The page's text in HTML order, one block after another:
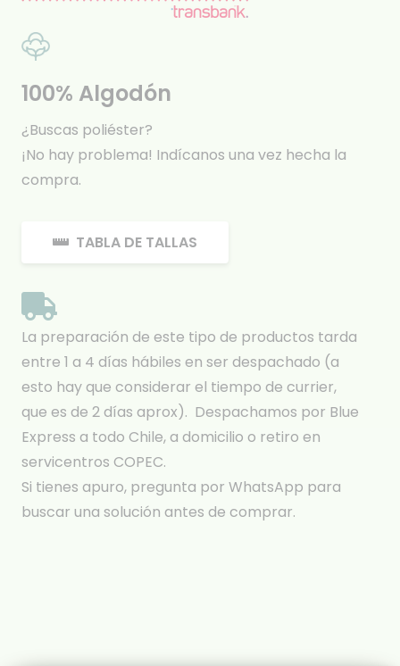
100% Algodón
¿Buscas poliéster?
¡No hay problema! Indícanos una vez hecha la
compra.
TABLA DE TALLAS
La preparación de este tipo de productos tarda
entre 1 a 4 días hábiles en ser despachado (a
esto hay que considerar el tiempo de currier,
que es de 2 días aprox). Despachamos por Blue
Express a todo Chile, a domicilio o retiro en
servicentros COPEC.
Si tienes apuro, pregunta por WhatsApp para
buscar una solución antes de comprar.